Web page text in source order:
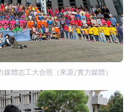
媒體志工大合照（來源/實力媒體）